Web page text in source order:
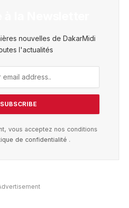
nouvelles de DakarMidi
l'actualités
vous acceptez nos conditions
de confidentialité .